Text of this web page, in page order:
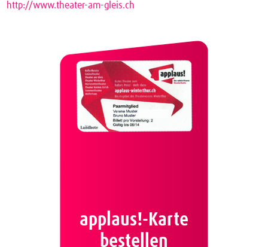
http://www.theater-am-gleis.ch
applaus!-Karte
bestellen